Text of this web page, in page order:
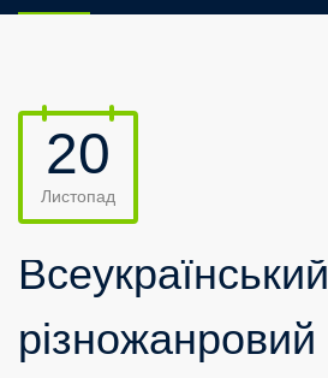
20
Листопад
Всеукраїнський
різножанровий